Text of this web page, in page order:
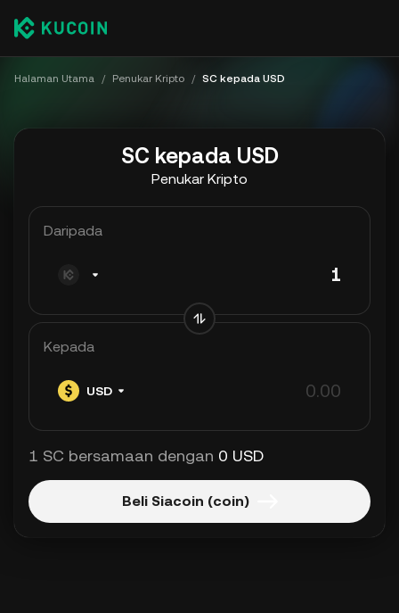
Halaman Utama / Penukar Kripto / SC kepada USD
SC kepada USD
Penukar Kripto
Daripada
Kepada
USD
1 SC bersamaan dengan 0 USD
Beli Siacoin (coin)